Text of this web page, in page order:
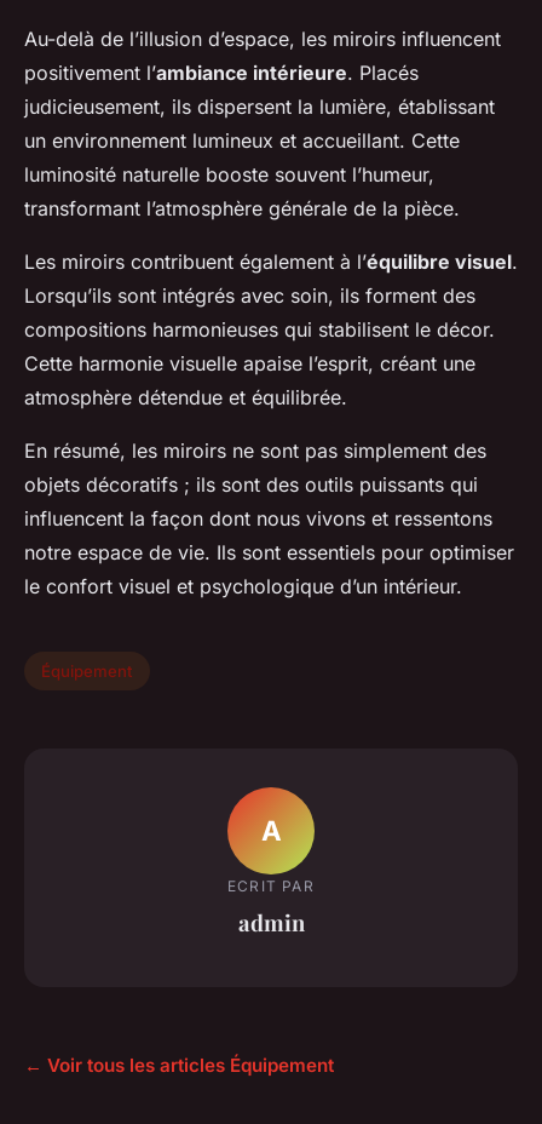
Au-delà de l’illusion d’espace, les miroirs influencent
positivement l’ambiance intérieure. Placés
judicieusement, ils dispersent la lumière, établissant
un environnement lumineux et accueillant. Cette
luminosité naturelle booste souvent l’humeur,
transformant l’atmosphère générale de la pièce.
Les miroirs contribuent également à l’équilibre visuel.
Lorsqu’ils sont intégrés avec soin, ils forment des
compositions harmonieuses qui stabilisent le décor.
Cette harmonie visuelle apaise l’esprit, créant une
atmosphère détendue et équilibrée.
En résumé, les miroirs ne sont pas simplement des
objets décoratifs ; ils sont des outils puissants qui
influencent la façon dont nous vivons et ressentons
notre espace de vie. Ils sont essentiels pour optimiser
le confort visuel et psychologique d’un intérieur.
Équipement
A
ECRIT PAR
admin
← Voir tous les articles Équipement